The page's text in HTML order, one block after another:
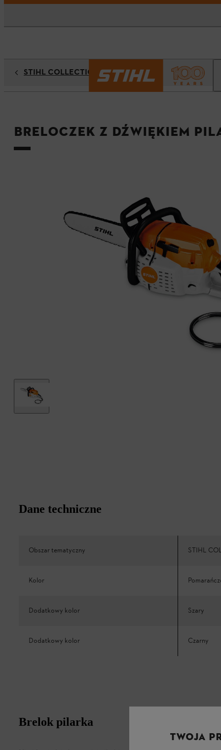
STIHL COLLECTION
Breloczek z dźwiękiem
Dane techniczne
Obszar tematyczny STIHL
Kolor
Dodatkowy kolor Szary
Dodatkowy kolor Czarny
Brelok pilarka
TWOJA